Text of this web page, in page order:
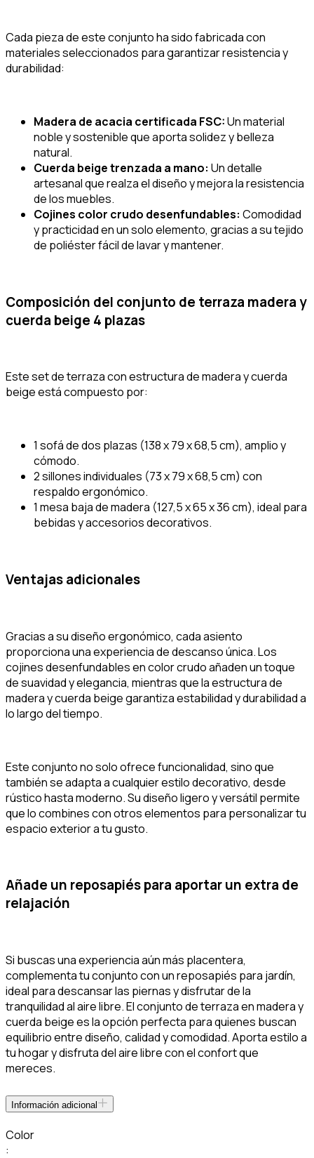
Cada pieza de este conjunto ha sido fabricada con
materiales seleccionados para garantizar resistencia y
durabilidad:
Madera de acacia certificada FSC:Un material
noble y sostenible que aporta solidez y belleza
natural.
Cuerda beige trenzada a mano: Un detalle
artesanal que realza el diseño y mejora la resistencia
de los muebles.
Cojines color crudo desenfundables: Comodidad
y practicidad en un solo elemento, gracias a su tejido
de poliéster fácil de lavar y mantener.
Composición del conjunto de terraza madera y
cuerda beige 4 plazas
Este set de terraza con estructura de madera y cuerda
beige está compuesto por:
1 sofá de dos plazas (138 x 79 x 68,5 cm), amplio y
cómodo.
2 sillones individuales (73 x 79 x 68,5 cm) con
respaldo ergonómico.
1 mesa baja de madera (127,5 x 65 x 36 cm), ideal para
bebidas y accesorios decorativos.
Ventajas adicionales
Gracias a su diseño ergonómico, cada asiento
proporciona una experiencia de descanso única. Los
cojines desenfundables en color crudo añaden un toque
de suavidad y elegancia, mientras que la estructura de
madera y cuerda beige garantiza estabilidad y durabilidad a
lo largo del tiempo.
Este conjunto no solo ofrece funcionalidad, sino que
también se adapta a cualquier estilo decorativo, desde
rústico hasta moderno. Su diseño ligero y versátil permite
que lo combines con otros elementos para personalizar tu
espacio exterior a tu gusto.
Añade un reposapiés para aportar un extra de
relajación
Si buscas una experiencia aún más placentera,
complementa tu conjunto con un reposapiés para jardín,
ideal para descansar las piernas y disfrutar de la
tranquilidad al aire libre. El conjunto de terraza en madera y
cuerda beige es la opción perfecta para quienes buscan
equilibrio entre diseño, calidad y comodidad. Aporta estilo a
tu hogar y disfruta del aire libre con el confort que
mereces.
Información adicional
Color
: